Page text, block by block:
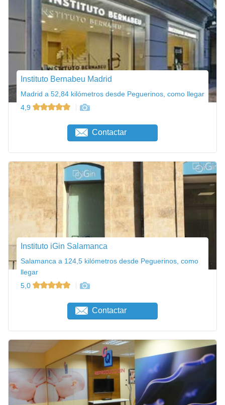
Instituto Bernabeu Madrid
Madrid a 52,84 kilómetros desde Peguerinos, como llegar
4,9
Contactar
Instituto iGin Salamanca
Salamanca a 124,5 kilómetros desde Peguerinos, como
llegar
5,0
Contactar